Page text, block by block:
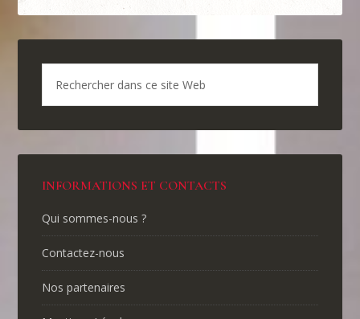
INFORMATIONS ET CONTACTS
Qui sommes-nous ?
Contactez-nous
Nos partenaires